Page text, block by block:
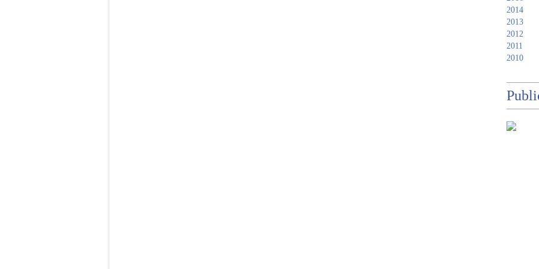
2014
2013
2012
2011
2010